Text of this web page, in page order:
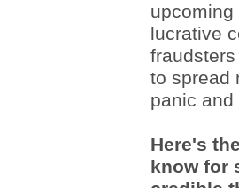
lucrative
to spread
panic and
Here's
know for